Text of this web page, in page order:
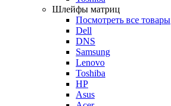
Шлейфы матриц
Посмотреть все товары
Dell
DNS
Samsung
Lenovo
Toshiba
HP
Asus